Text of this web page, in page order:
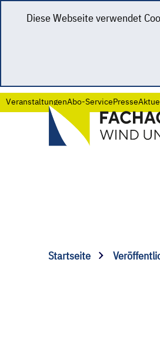
Diese Webseite verwendet
VeranstaltungenAbo-ServicePresse
Startseite